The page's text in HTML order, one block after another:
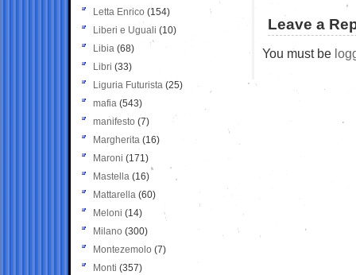
Leave a
You must be
Letta Enrico (154)
Liberi e Uguali (10)
Libia (68)
Libri (33)
Liguria Futurista (25)
mafia (543)
manifesto (7)
Margherita (16)
Maroni (171)
Mastella (16)
Mattarella (60)
Meloni (14)
Milano (300)
Montezemolo (7)
Monti (357)